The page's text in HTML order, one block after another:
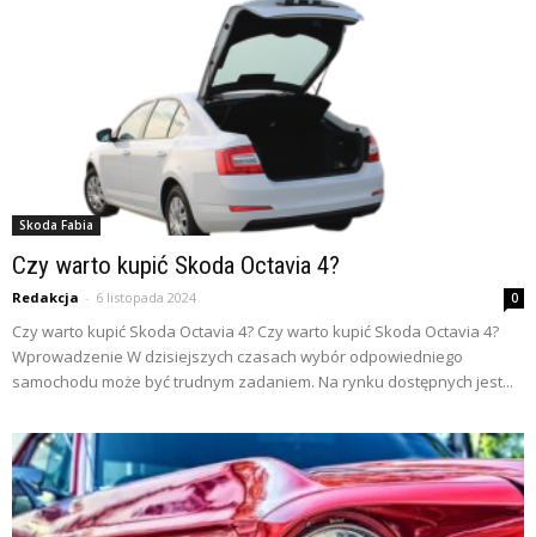
Skoda Fabia
Czy warto kupić Skoda Octavia 4?
Redakcja - 6 listopada 2024 0
Czy warto kupić Skoda Octavia 4? Czy warto kupić Skoda Octavia 4?
Wprowadzenie W dzisiejszych czasach wybór odpowiedniego
samochodu może być trudnym zadaniem. Na rynku dostępnych jest...